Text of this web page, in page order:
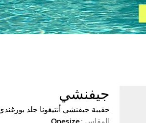
جيفنشي
حقيبة جيفنشي أنتيغونا جلد